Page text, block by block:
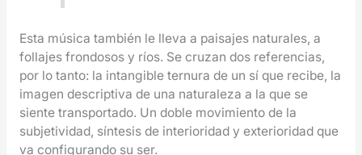
Esta música también le lleva a paisajes naturales, a
follajes frondosos y ríos. Se cruzan dos referencias,
por lo tanto: la intangible ternura de un sí que recibe, la
imagen descriptiva de una naturaleza a la que se
siente transportado. Un doble movimiento de la
subjetividad, síntesis de interioridad y exterioridad que
va configurando su ser.